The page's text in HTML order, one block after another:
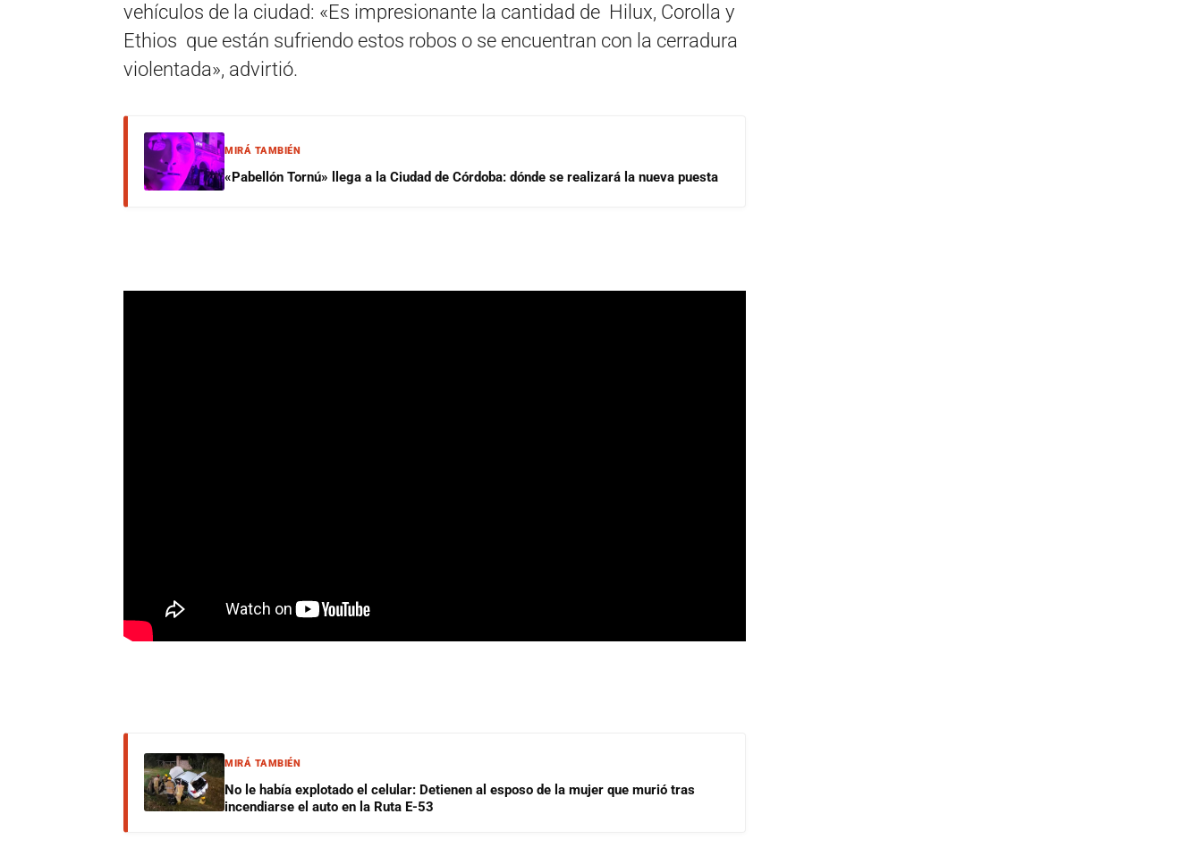
vehículos de la ciudad: «Es impresionante la cantidad de Hilux, Corolla y
Ethios que están sufriendo estos robos o se encuentran con la cerradura
violentada», advirtió.
MIRÁ TAMBIÉN
«Pabellón Tornú» llega a la Ciudad de Córdoba: dónde se realizará la nueva puesta
MIRÁ TAMBIÉN
No le había explotado el celular: Detienen al esposo de la mujer que murió tras
incendiarse el auto en la Ruta E-53